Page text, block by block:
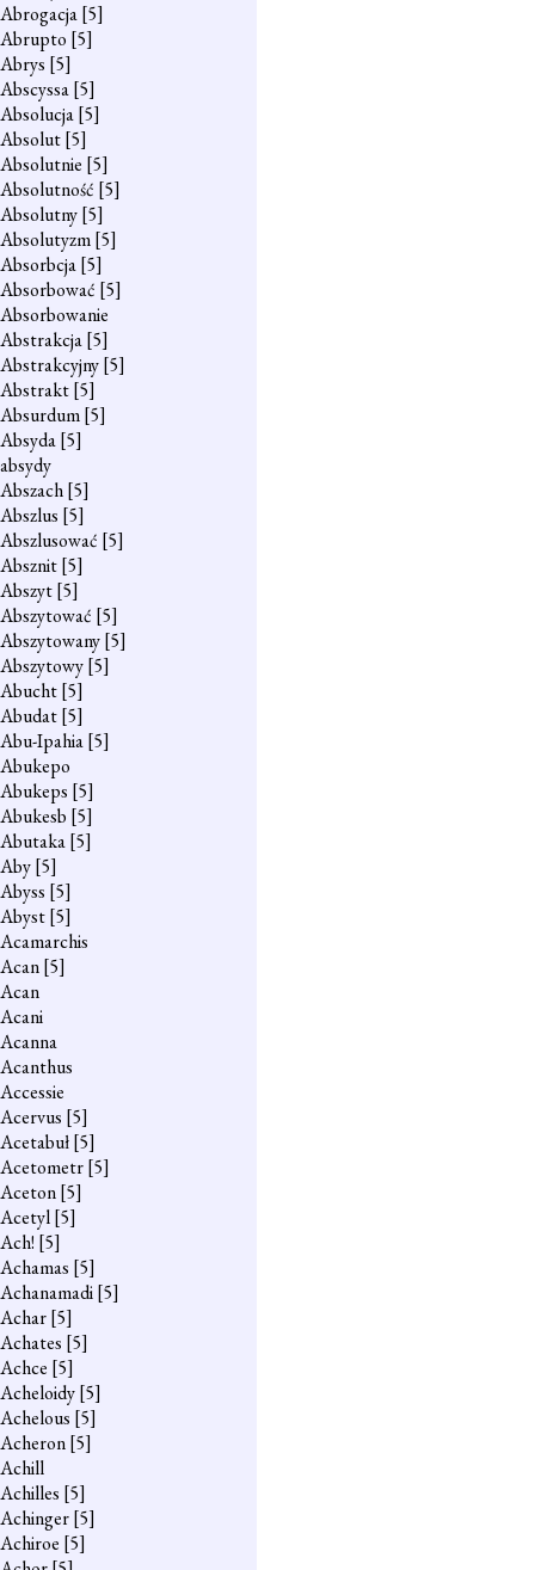
Abrogacja[5]
Abrupto [5]
Abrys [5]
Abscyssa[5]
Absolucja[5]
Absolut[5]
Absolutnie [5]
Absolutność [5]
Absolutny[5]
Absolutyzm[5]
Absorbcja[5]
Absorbować [5]
Absorbowanie
Abstrakcja[5]
Abstrakcyjny[5]
Abstrakt[5]
Absurdum[5]
Absyda[5]
absydy
Abszach[5]
Abszlus [5]
Abszlusować [5]
Absznit[5]
Abszyt[5]
Abszytować [5]
Abszytowany[5]
Abszytowy[5]
Abucht[5]
Abudat[5]
Abu-Ipahia[5]
Abukepo
Abukeps [5]
Abukesb [5]
Abutaka[5]
Aby[5]
Abyss [5]
Abyst[5]
Acamarchis
Acan[5]
Acan
Acani
Acanna
Acanthus
Accessie
Acervus [5]
Acetabuł[5]
Acetometr[5]
Aceton[5]
Acetyl[5]
Ach! [5]
Achamas [5]
Achanamadi[5]
Achar[5]
Achates [5]
Achce [5]
Acheloidy[5]
Achelous [5]
Acheron[5]
Achill
Achilles [5]
Achinger[5]
Achiroe [5]